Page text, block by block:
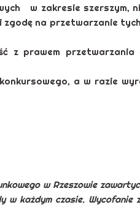
w zakresie szerszym,
na przetwarzanie tych
z prawem przetwarzania
a w razie
w Rzeszowie
każdym czasie. Wycofanie